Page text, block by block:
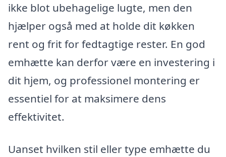
ikke blot ubehagelige lugte, men den
hjælper også med at holde dit køkken
rent og frit for fedtagtige rester. En god
emhætte kan derfor være en investering i
dit hjem, og professionel montering er
essentiel for at maksimere dens
effektivitet.
Uanset hvilken stil eller type emhætte du